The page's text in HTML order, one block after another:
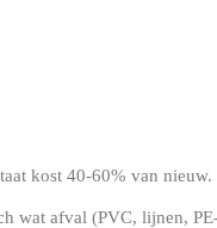
kost 40-60% van
wat afval (PVC, lijnen,